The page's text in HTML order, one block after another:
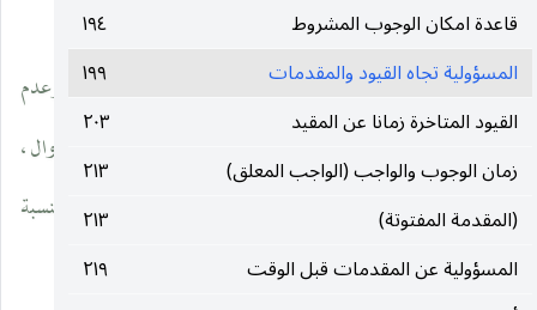
قاعدة امكان الوجوب المشروط
١٩٤
المسؤولية تجاه القيود والمقدمات
١٩٩
القيود المتاخرة زمانا عن المقيد
٢٠٣
زمان الوجوب والواجب (الواجب المعلق)
٢١٣
(المقدمة المفتوتة)
٢١٣
المسؤولية عن المقدمات قبل الوقت
٢١٩
__________________
(١) اي لان الوجوب ـ كوجوب الحج ـ حكم فعلي تابع في تقيده وعدم
تقيده لجعل الحكم ، فقد يكون مطلقا كوجوب الحج بالنسبة الى الزوال ،
فانه غير مقيد بالزوال ، وقد يكون مشروطا كوجوب الحج ايضا بالنسبة
الى الاستطاعة.